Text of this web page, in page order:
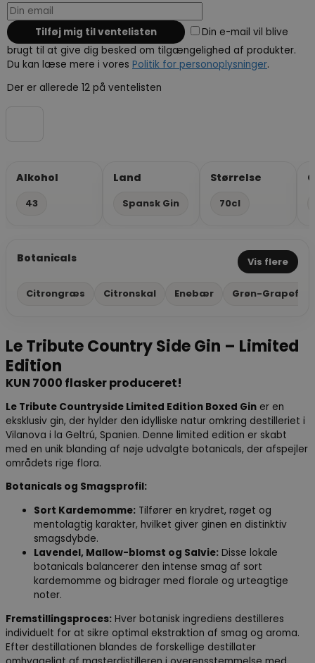
Din e-mail vil blive
brugt til at give dig besked om tilgængelighed af produkter.
Du kan læse mere i vores Politik for personoplysninger.
Der er allerede 12 på ventelisten
Alkohol
43
Land
Spansk Gin
Størrelse
70cl
Botanicals Vis flere
Citrongræs Citronskal Enebær Grøn-
Le Tribute Country Side Gin – Limited
Edition
KUN 7000 flasker produceret!
Le Tribute Countryside Limited Edition Boxed Gin er en
eksklusiv gin, der hylder den idylliske natur omkring destilleriet i
Vilanova i la Geltrú, Spanien. Denne limited edition er skabt
med en unik blanding af nøje udvalgte botanicals, der afspejler
områdets rige flora.
Botanicals og Smagsprofil:
Sort Kardemomme: Tilfører en krydret, røget og
mentolagtig karakter, hvilket giver ginen en distinktiv
smagsdybde.
Lavendel, Mallow-blomst og Salvie: Disse lokale
botanicals balancerer den intense smag af sort
kardemomme og bidrager med florale og urteagtige
noter.
Fremstillingsproces: Hver botanisk ingrediens destilleres
individuelt for at sikre optimal ekstraktion af smag og aroma.
Efter destillationen blandes de forskellige destillater